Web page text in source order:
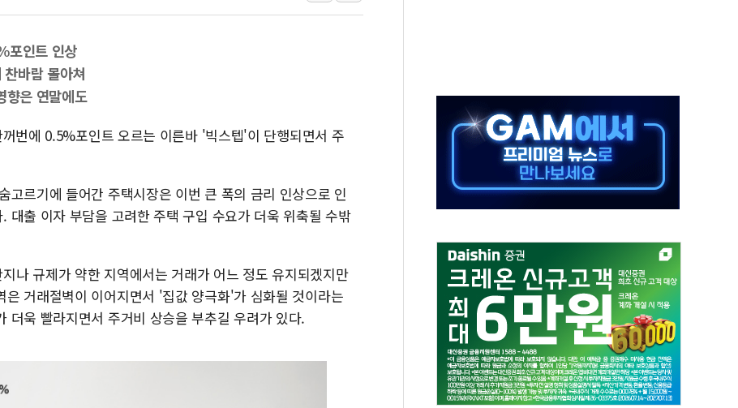
보훈부, 미 DPAA와 MOU… "6·25 미군 실종자 7359명 끝까지 찾겠다"
李 대통령, '6시간 마라톤 부동산 2차 회의' 주재… "전폭적 공급 확대·속도전 총력"
트럼프, 中 겨냥 폴리실리콘 관세 15% 부과…美 태양광주 급등
이란와이어 "이란 최고지도자 위독…곧 사망해도 놀랍지 않아"
남동발전, 해남군에 국내 최대 규모 400MW 태양광 착공…여의도 1.6배 규모
포인트 인상
바람 몰아쳐
향은 연말에도
번에 0.5%포인트 오르는 이른바 '빅스텝'이 단행되면서 주
고르기에 들어간 주택시장은 이번 큰 폭의 금리 인상으로 인
대출 이자 부담을 고려한 주택 구입 수요가 더욱 위축될 수밖
나 규제가 약한 지역에서는 거래가 어느 정도 유지되겠지만
거래절벽이 이어지면서 '집값 양극화'가 심화될 것이라는
더욱 빨라지면서 주거비 상승을 부추길 우려가 있다.